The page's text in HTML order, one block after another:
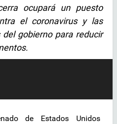
ocupará un puesto
el coronavirus y las
gobierno para reducir
de Estados Unidos